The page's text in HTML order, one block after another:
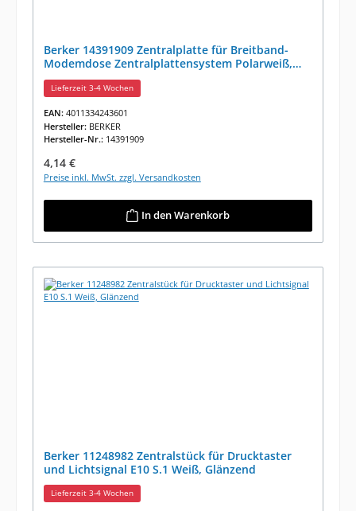
Berker 14391909 Zentralplatte für Breitband-
Modemdose Zentralplattensystem Polarweiß,
Matt/Samt
Lieferzeit 3-4 Wochen
EAN: 4011334243601
Hersteller: BERKER
Hersteller-Nr.: 14391909
Regulärer Preis:
4,14 €
Preise inkl. MwSt. zzgl. Versandkosten
In den Warenkorb
Berker 11248982 Zentralstück für Drucktaster
und Lichtsignal E10 S.1 Weiß, Glänzend
Lieferzeit 3-4 Wochen